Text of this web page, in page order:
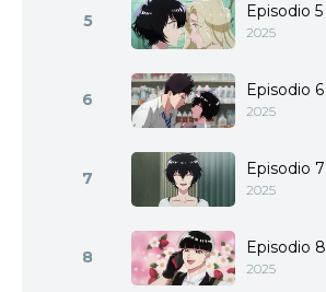
5 Episodio 5
2025
6 Episodio 6
2025
7 Episodio 7
2025
8 Episodio 8
2025